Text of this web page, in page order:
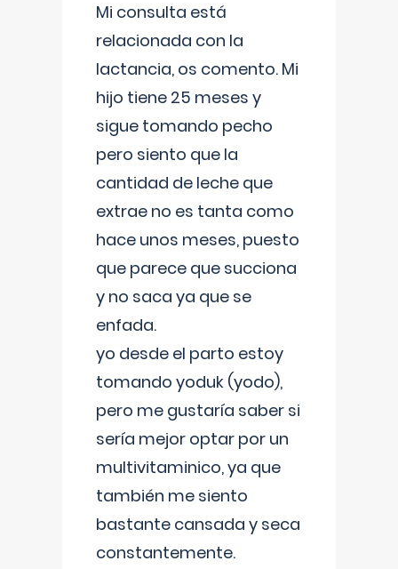
Mi consulta está
relacionada con la
lactancia, os comento. Mi
hijo tiene 25 meses y
sigue tomando pecho
pero siento que la
cantidad de leche que
extrae no es tanta como
hace unos meses, puesto
que parece que succiona
y no saca ya que se
enfada.
yo desde el parto estoy
tomando yoduk (yodo),
pero me gustaría saber si
sería mejor optar por un
multivitaminico, ya que
también me siento
bastante cansada y seca
constantemente.